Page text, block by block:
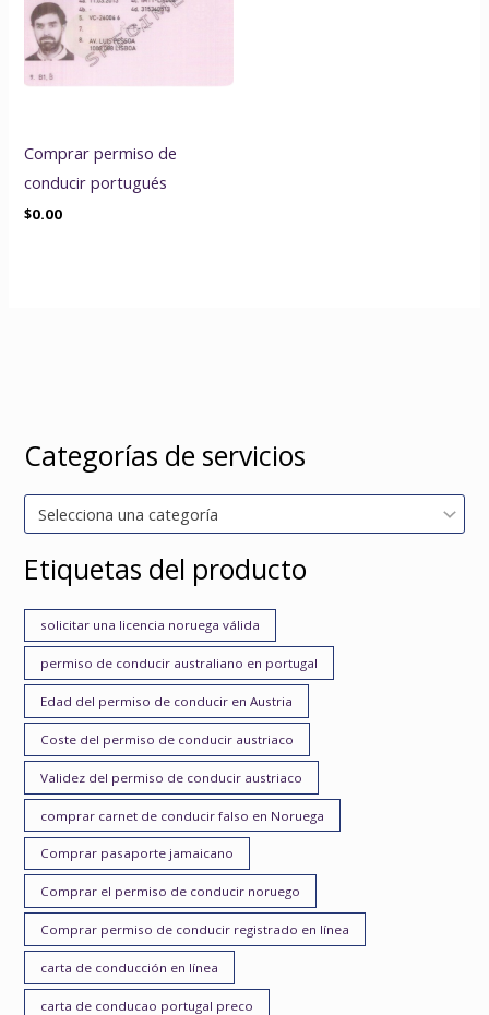
Comprar permiso de
conducir portugués
$0.00
Categorías de servicios
Selecciona una categoría
Etiquetas del producto
solicitar una licencia noruega válida
permiso de conducir australiano en portugal
Edad del permiso de conducir en Austria
Coste del permiso de conducir austriaco
Validez del permiso de conducir austriaco
comprar carnet de conducir falso en Noruega
Comprar pasaporte jamaicano
Comprar el permiso de conducir noruego
Comprar permiso de conducir registrado en línea
carta de conducción en línea
carta de conducao portugal preco